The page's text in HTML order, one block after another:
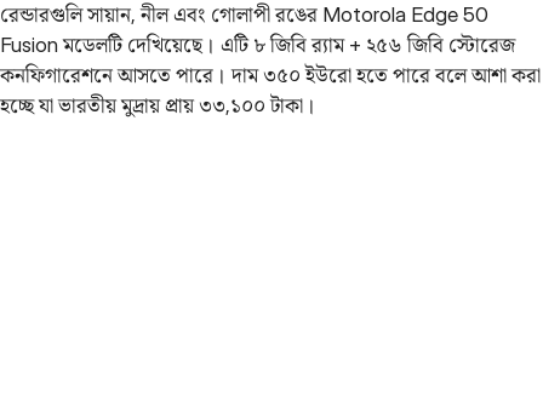
রেন্ডারগুলি সায়ান, নীল এবং গোলাপী রঙের Motorola Edge 50
Fusion মডেলটি দেখিয়েছে। এটি ৮ জিবি র‍্যাম + ২৫৬ জিবি স্টোরেজ
কনফিগারেশনে আসতে পারে। দাম ৩৫০ ইউরো হতে পারে বলে আশা করা
হচ্ছে যা ভারতীয় মুদ্রায় প্রায় ৩৩,১০০ টাকা।